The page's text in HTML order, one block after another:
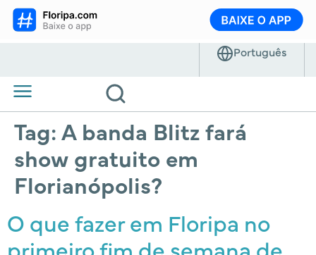
Tag:A banda Blitz fará
show gratuito em
Florianópolis?
O que fazer em Floripa no